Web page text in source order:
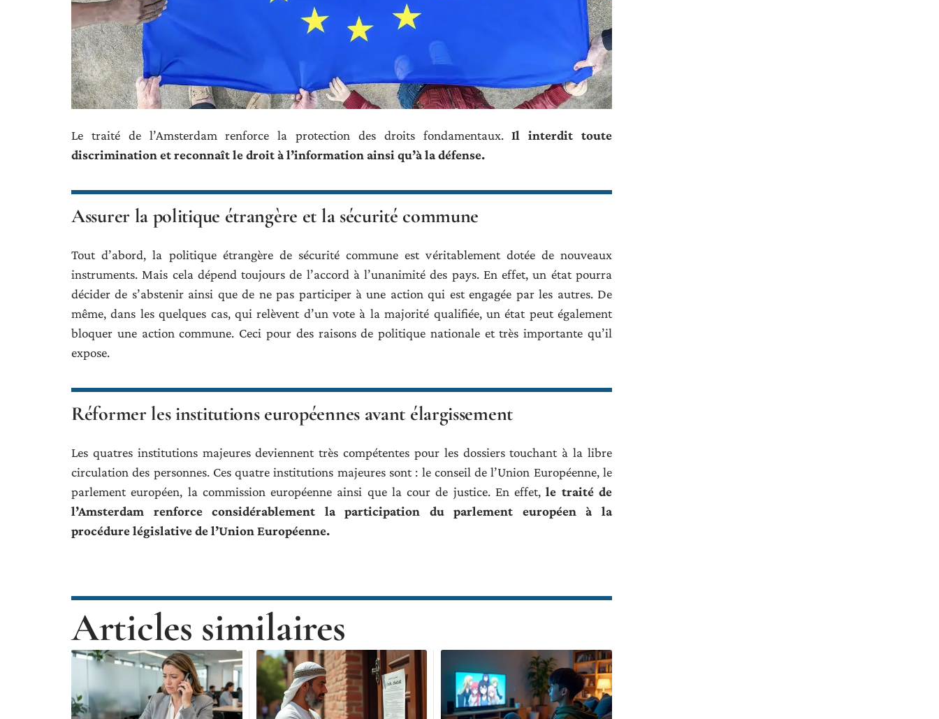
Le traité de l’Amsterdam renforce la protection des droits fondamentaux.Il
interdit toute
discrimination et reconnaît le droit à l’information ainsi qu’à la défense.
Assurer la politique étrangère et la sécurité commune
Tout d’abord, la politique étrangère de sécurité commune est véritablement dotée de nouveaux
instruments. Mais cela dépend toujours de l’accord à l’unanimité des pays. En effet, un état pourra
décider de s’abstenir ainsi que de ne pas participer à une action qui est engagée par les autres. De
même, dans les quelques cas, qui relèvent d’un vote à la majorité qualifiée, un état peut également
bloquer une action commune. Ceci pour des raisons de politique nationale et très importante qu’il
expose.
Réformer les institutions européennes avant élargissement
Les quatres institutions majeures deviennent très compétentes pour les dossiers touchant à la libre
circulation des personnes. Ces quatre institutions majeures sont : le conseil de l’Union Européenne, le
parlement européen, la commission européenne ainsi que la cour de justice. En effet,le traité de
l’Amsterdam renforce considérablement la participation du parlement européen à la
procédure législative de l’Union Européenne.
Articles similaires